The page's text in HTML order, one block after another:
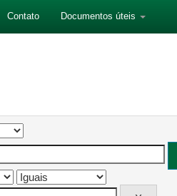
Contato Documentos úteis